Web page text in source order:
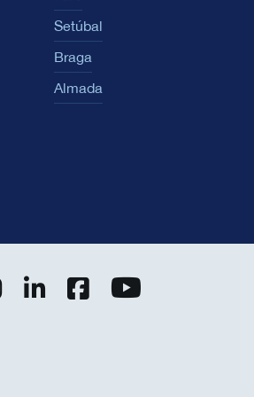
Setúbal
Braga
Almada